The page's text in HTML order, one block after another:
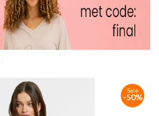
Sale
-50%